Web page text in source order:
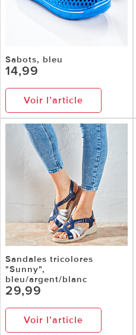
Sabots, bleu
14,99
Voir l’article
Sandales tricolores
"Sunny",
bleu/argent/blanc
29,99
Voir l’article